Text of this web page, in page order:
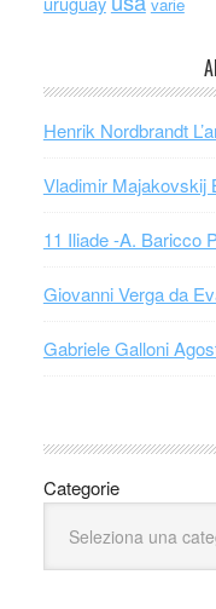
Henrik Nordbrandt
Vladimir Majakovskij
11 Iliade -A. Baricco
Giovanni Verga da
Gabriele Galloni
Categorie